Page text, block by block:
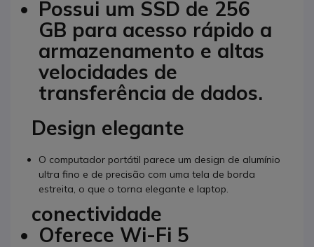
Possui um SSD de 256
GB para acesso rápido a
armazenamento e altas
velocidades de
transferência de dados.
Design elegante
O computador portátil parece um design de alumínio
ultra fino e de precisão com uma tela de borda
estreita, o que o torna elegante e laptop.
conectividade
Oferece Wi-Fi 5